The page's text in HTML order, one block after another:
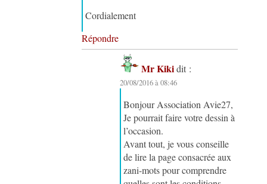
Cordialement
Répondre
Mr Kiki dit :
20/08/2016 à 08:46
Bonjour Association Avie27,
Je pourrait faire votre dessin à
l’occasion.
Avant tout, je vous conseille
de lire la page consacrée aux
zani-mots pour comprendre